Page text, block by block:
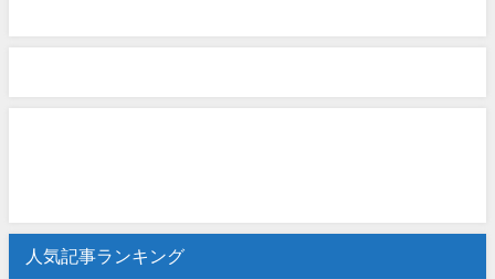
人気記事ランキング